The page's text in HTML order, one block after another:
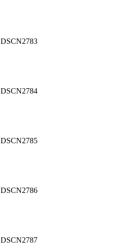
DSCN2783
DSCN2784
DSCN2785
DSCN2786
DSCN2787